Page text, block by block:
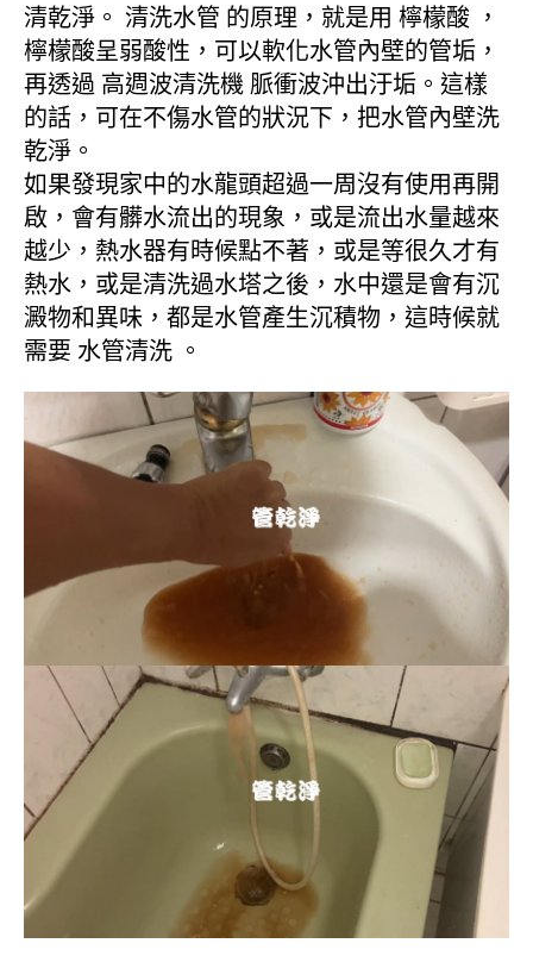
清乾淨。 清洗水管 的原理，就是用 檸檬酸 ，
檸檬酸呈弱酸性，可以軟化水管內壁的管垢，
再透過 高週波清洗機 脈衝波沖出汙垢。這樣
的話，可在不傷水管的狀況下，把水管內壁洗
乾淨。
如果發現家中的水龍頭超過一周沒有使用再開
啟，會有髒水流出的現象，或是流出水量越來
越少，熱水器有時候點不著，或是等很久才有
熱水，或是清洗過水塔之後，水中還是會有沉
澱物和異味，都是水管產生沉積物，這時候就
需要 水管清洗 。